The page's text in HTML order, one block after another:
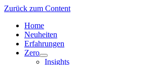
Zurück zum Content
Home
Neuheiten
Erfahrungen
Zero
Menü
Insights